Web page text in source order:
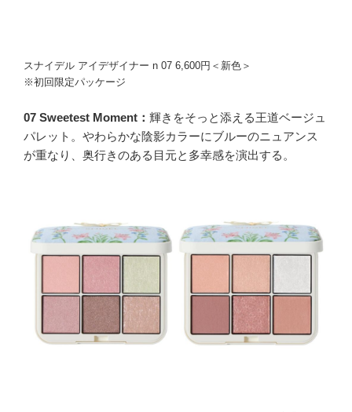
スナイデル アイデザイナー n 07 6,600円＜新色＞
※初回限定パッケージ
07 Sweetest Moment： 輝きをそっと添える王道ベージュ
パレット。やわらかな陰影カラーにブルーのニュアンス
が重なり、奥行きのある目元と多幸感を演出する。